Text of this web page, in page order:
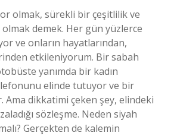
olmak, sürekli bir çeşitlilik ve
olmak demek. Her gün yüzlerce
ve onların hayatlarından,
etkileniyorum. Bir sabah
yanımda bir kadın
elinde tutuyor ve bir
Ama dikkatimi çeken şey, elindeki
sözleşme. Neden siyah
Gerçekten de kalemin